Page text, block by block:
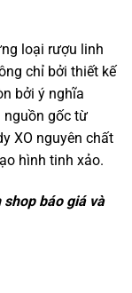
loại rượu linh
chỉ bởi thiết kế
bởi ý nghĩa
nguồn gốc từ
XO nguyên chất
hình tinh xảo.
báo giá và